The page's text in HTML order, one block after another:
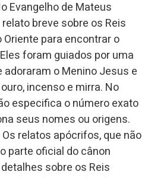
Evangelho de Mateus
breve sobre os Reis
para encontrar o
foram guiados por uma
adoraram o Menino Jesus e
incenso e mirra. No
especifica o número exato
seus nomes ou origens.
relatos apócrifos, que não
parte oficial do cânon
sobre os Reis